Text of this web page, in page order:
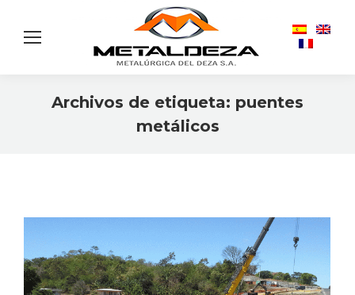
Archivos de etiqueta: puentes
metálicos